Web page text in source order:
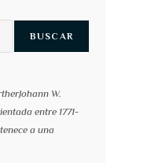
BUSCAR
W.
entre 1771-
a una